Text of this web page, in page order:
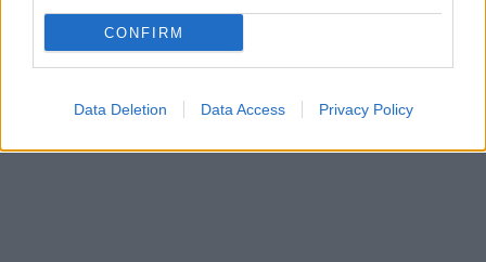
CONFIRM
Data Deletion Data Access Privacy Policy
KOMMENTTIA